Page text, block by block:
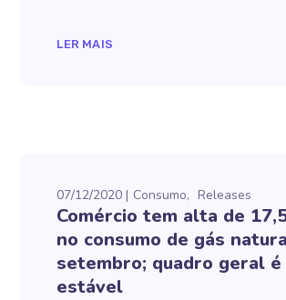
LER MAIS
07/12/2020 Consumo Releases
Comércio tem alta de
no consumo de gás
setembro; quadro geral é
estável